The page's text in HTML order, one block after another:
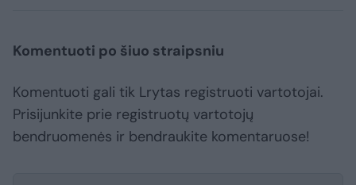
Komentuoti po šiuo straipsniu
Komentuoti gali tik Lrytas registruoti vartotojai.
Prisijunkite prie registruotų vartotojų
bendruomenės ir bendraukite komentaruose!